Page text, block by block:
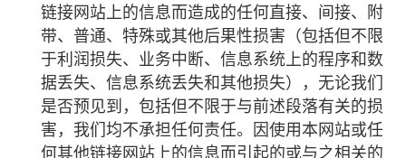
链接网站上的信息而造成的任何直接、间接、附
带、普通、特殊或其他后果性损害（包括但不限
于利润损失、业务中断、信息系统上的程序和数
据丢失、信息系统丢失和其他损失），无论我们
是否预见到，包括但不限于与前述段落有关的损
害，我们均不承担任何责任。因使用本网站或任
何其他链接网站上的信息而引起的或与之相关的